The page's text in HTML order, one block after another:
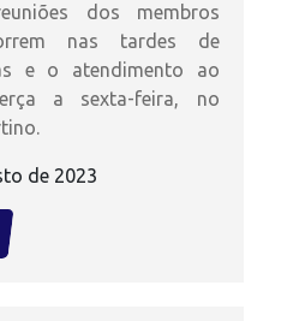
dos membros
nas tardes de
e o atendimento ao
a sexta-feira, no
de 2023